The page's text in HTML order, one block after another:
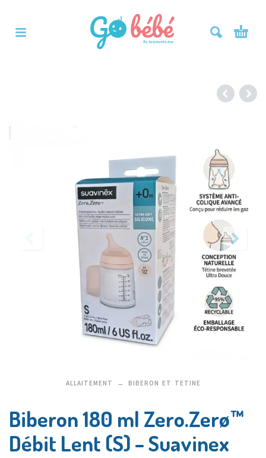
ALLAITEMENT BIBERON ET TETINE
Biberon 180 ml Zero.Zerø™
Débit Lent (S) – Suavinex